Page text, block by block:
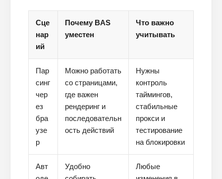
Сце
нар
ий
Почему BAS
уместен
Что важно
учитывать
Пар
синг
чер
ез
бра
узе
р
Можно работать
со страницами,
где важен
рендеринг и
последовательн
ость действий
Нужны
контроль
таймингов,
стабильные
прокси и
тестирование
на блокировки
Авт
Удобно
Любые